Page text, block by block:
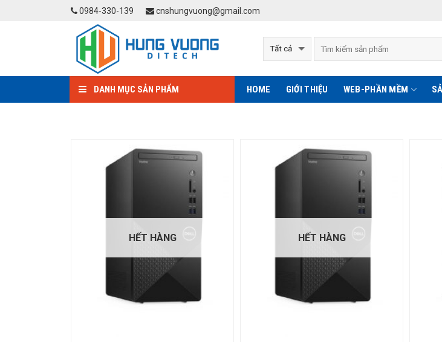
0984-330-139 cnshungvuong@gmail.com
DANH MỤC SẢN PHẨM HOME GIỚI THIỆU WEB-PHẦN MỀM
HẾT HÀNG HẾT HÀNG